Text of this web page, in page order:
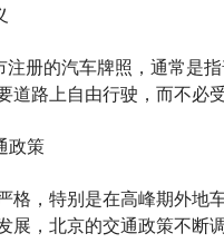
册的汽车牌照，通常是
道路上自由行驶，而不必
政策
格，特别是在高峰期外地
展，北京的交通政策不断